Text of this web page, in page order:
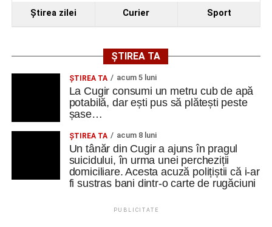
Ştirea zilei Curier Sport
ȘTIREA TA
ȘTIREA TA acum 5 luni
La Cugir consumi un metru cub de apă
potabilă, dar ești pus să plătești peste
șase…
ȘTIREA TA acum 8 luni
Un tânăr din Cugir a ajuns în pragul
suicidului, în urma unei percheziții
domiciliare. Acesta acuză polițiștii că i-ar
fi sustras bani dintr-o carte de rugăciuni
PUBLICITATE